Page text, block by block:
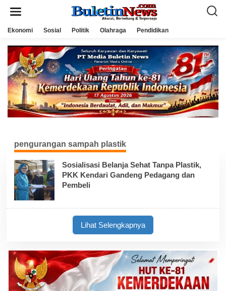
Ekonomi Sosial Politik Olahraga Pendidikan
pengurangan sampah plastik
Sosialisasi Belanja Sehat Tanpa Plastik,
PKK Kendari Gandeng Pedagang dan
Pembeli
Lihat Selengkapnya